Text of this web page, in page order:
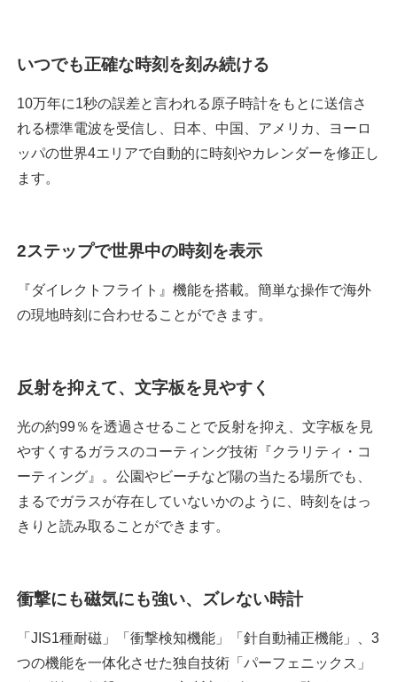
いつでも正確な時刻を刻み続ける
10万年に1秒の誤差と言われる原子時計をもとに送信さ
れる標準電波を受信し、日本、中国、アメリカ、ヨーロ
ッパの世界4エリアで自動的に時刻やカレンダーを修正し
ます。
2ステップで世界中の時刻を表示
『ダイレクトフライト』機能を搭載。簡単な操作で海外
の現地時刻に合わせることができます。
反射を抑えて、文字板を見やすく
光の約99％を透過させることで反射を抑え、文字板を見
やすくするガラスのコーティング技術『クラリティ・コ
ーティング』。公園やビーチなど陽の当たる場所でも、
まるでガラスが存在していないかのように、時刻をはっ
きりと読み取ることができます。
衝撃にも磁気にも強い、ズレない時計
「JIS1種耐磁」「衝撃検知機能」「針自動補正機能」、3
つの機能を一体化させた独自技術「パーフェニックス」